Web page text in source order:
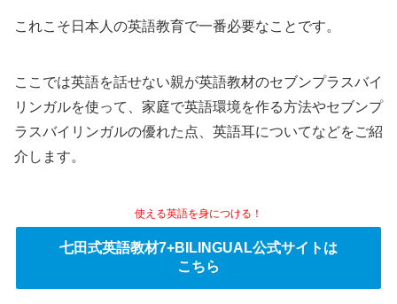
これこそ日本人の英語教育で一番必要なことです。
ここでは英語を話せない親が英語教材のセブンプラスバイ
リンガルを使って、家庭で英語環境を作る方法やセブンプ
ラスバイリンガルの優れた点、英語耳についてなどをご紹
介します。
使える英語を身につける！
七田式英語教材7+BILINGUAL公式サイトは
こちら